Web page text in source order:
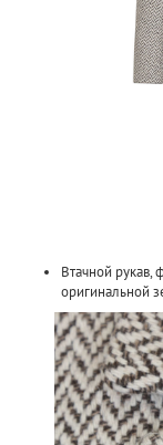
Втачной рукав,
оригинальной